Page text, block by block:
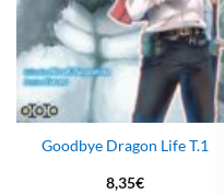
Goodbye Dragon Life T.1
8,35€